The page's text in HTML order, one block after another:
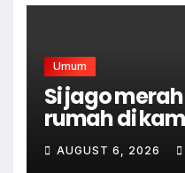
Umum
Si jago
rumah di
sodonghilir .
AUGUST 6, 2026